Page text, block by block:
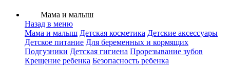
Мама и малыш
Назад в меню
Мама и малыш Детская косметика Детские аксессуары
Детское питание Для беременных и кормящих
Подгузники Детская гигиена Прорезывание зубов
Крещение ребенка Безопасность ребенка